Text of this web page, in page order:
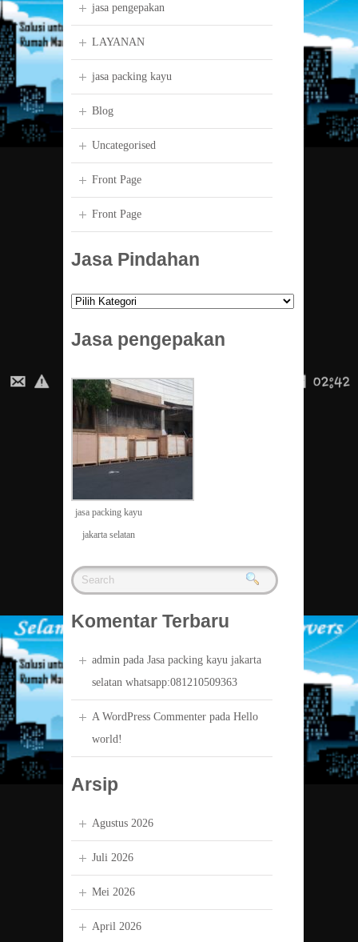
jasa pengepakan
LAYANAN
jasa packing kayu
Blog
Uncategorised
Front Page
Front Page
Jasa Pindahan
Jasa
Jasa pengepakan
jasa packing kayu
jakarta selatan
Komentar Terbaru
admin pada Jasa packing kayu jakarta
selatan whatsapp:081210509363
A WordPress Commenter pada Hello
world!
Arsip
Agustus 2026
Juli 2026
Mei 2026
April 2026